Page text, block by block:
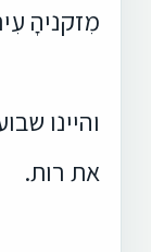
מִזקניהָ
והיינו
את רות.